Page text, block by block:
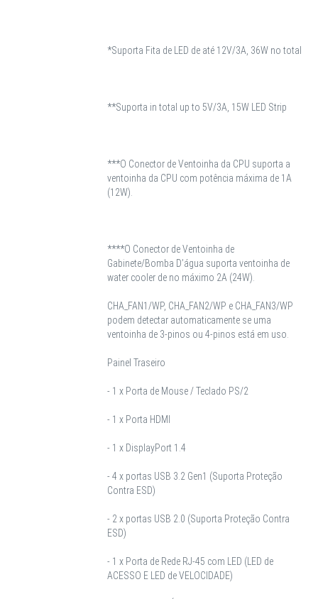
*Suporta Fita de LED de até 12V/3A, 36W no total
**Suporta in total up to 5V/3A, 15W LED Strip
***O Conector de Ventoinha da CPU suporta a
ventoinha da CPU com potência máxima de 1A
(12W).
****O Conector de Ventoinha de
Gabinete/Bomba D’água suporta ventoinha de
water cooler de no máximo 2A (24W).
CHA_FAN1/WP, CHA_FAN2/WP e CHA_FAN3/WP
podem detectar automaticamente se uma
ventoinha de 3-pinos ou 4-pinos está em uso.
Painel Traseiro
- 1 x Porta de Mouse / Teclado PS/2
- 1 x Porta HDMI
- 1 x DisplayPort 1.4
- 4 x portas USB 3.2 Gen1 (Suporta Proteção
Contra ESD)
- 2 x portas USB 2.0 (Suporta Proteção Contra
ESD)
- 1 x Porta de Rede RJ-45 com LED (LED de
ACESSO E LED de VELOCIDADE)